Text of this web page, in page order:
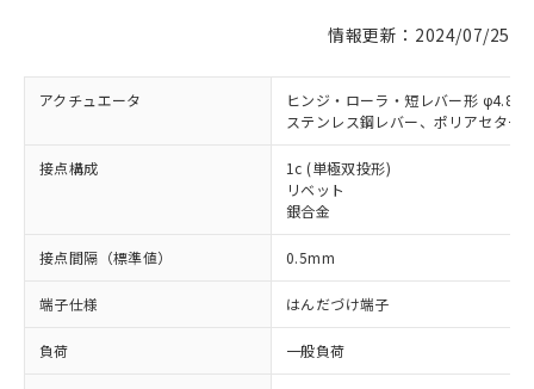
情報更新：2024/07/25
アクチュエータ
ヒンジ・ローラ・短レバー形
ステンレス鋼レバー、ポリアセター
接点構成
1c (単極双投形)
リベット
銀合金
接点間隔（標準値） 0.5mm
端子仕様 はんだづけ端子
負荷 一般負荷